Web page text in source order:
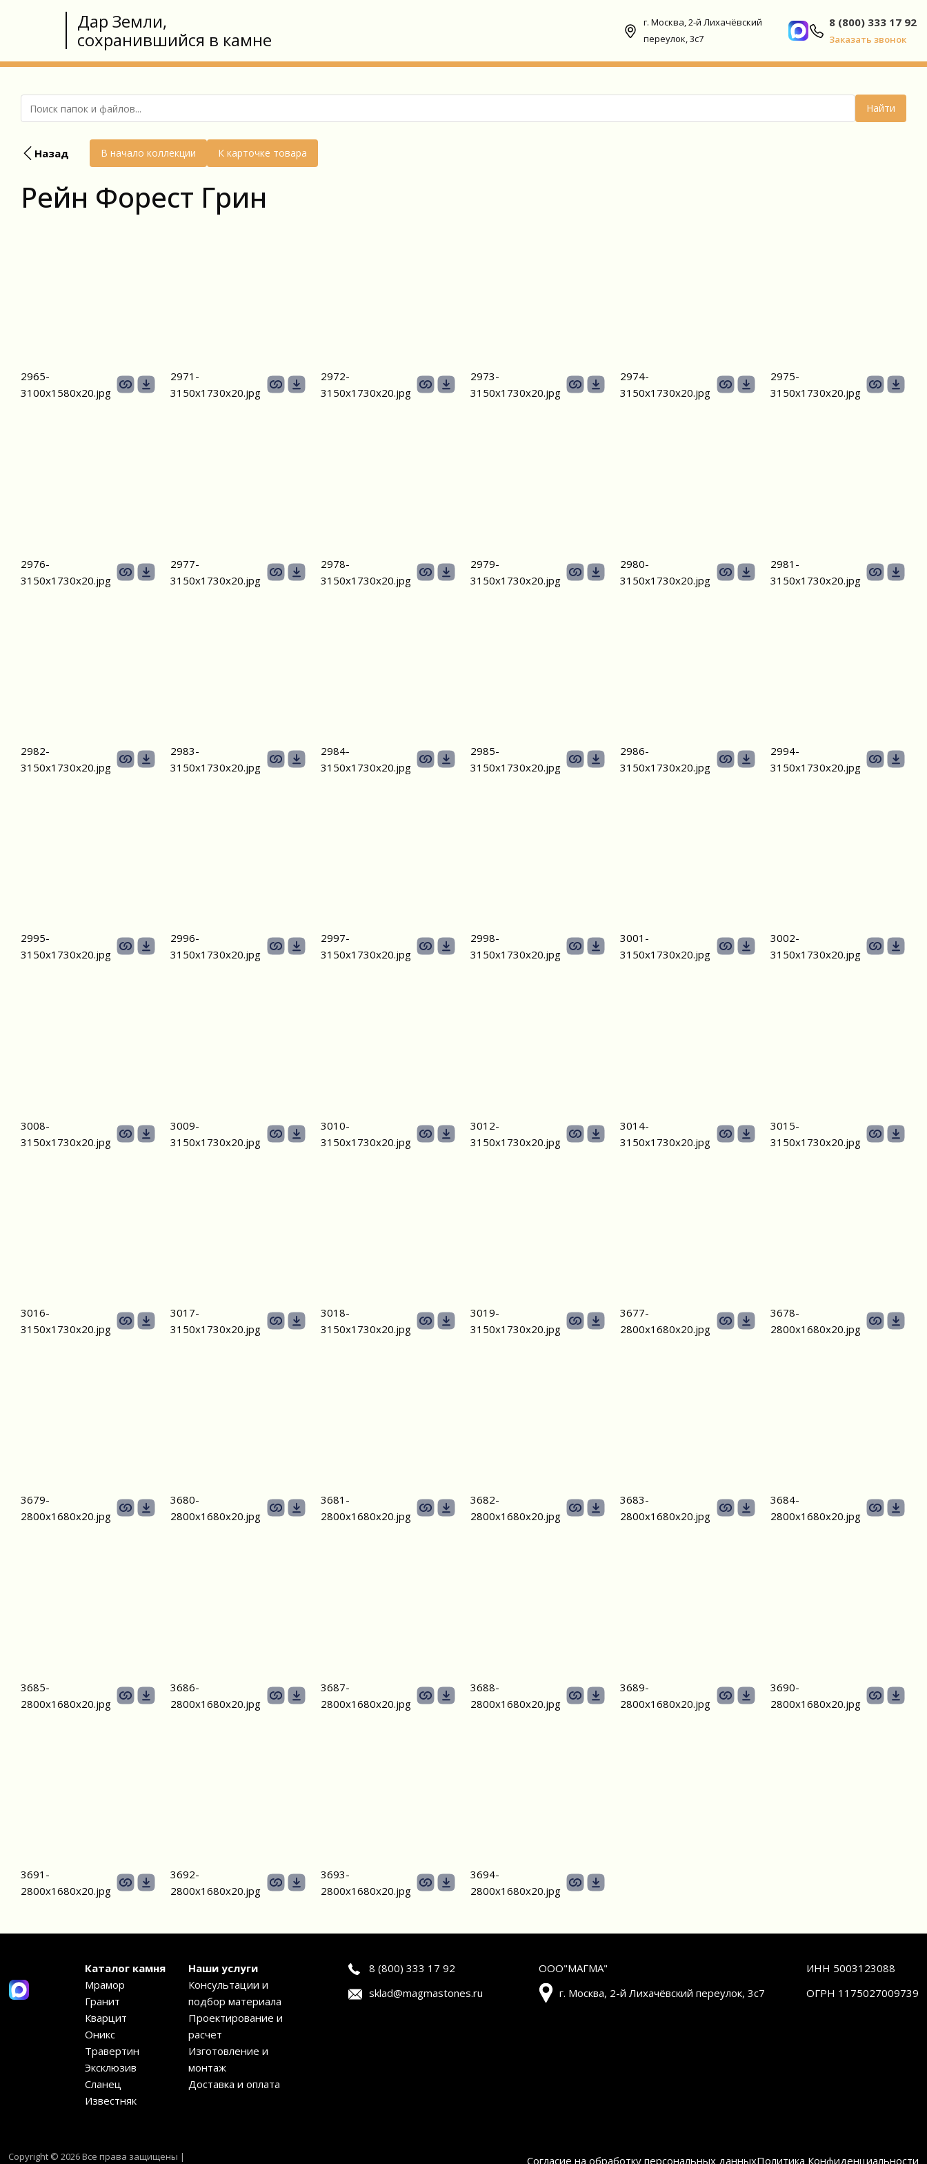
Дар Земли,
сохранившийся в камне
г. Москва, 2-й Лихачёвский
переулок, 3с7
8 (800) 333 17 92
Заказать звонок
Найти
Назад В начало коллекции К карточке товара
Рейн Форест Грин
2965-
3100х1580х20.jpg
2971-
3150х1730х20.jpg
2972-
3150х1730х20.jpg
2973-
3150х1730х20.jpg
2974-
3150х1730х20.jpg
2975-
3150х1730х20.jpg
2976-
3150х1730х20.jpg
2977-
3150х1730х20.jpg
2978-
3150х1730х20.jpg
2979-
3150х1730х20.jpg
2980-
3150х1730х20.jpg
2981-
3150х1730х20.jpg
2982-
3150х1730х20.jpg
2983-
3150х1730х20.jpg
2984-
3150х1730х20.jpg
2985-
3150х1730х20.jpg
2986-
3150х1730х20.jpg
2994-
3150х1730х20.jpg
2995-
3150х1730х20.jpg
2996-
3150х1730х20.jpg
2997-
3150х1730х20.jpg
2998-
3150х1730х20.jpg
3001-
3150х1730х20.jpg
3002-
3150х1730х20.jpg
3008-
3150х1730х20.jpg
3009-
3150х1730х20.jpg
3010-
3150х1730х20.jpg
3012-
3150х1730х20.jpg
3014-
3150х1730х20.jpg
3015-
3150х1730х20.jpg
3016-
3150х1730х20.jpg
3017-
3150х1730х20.jpg
3018-
3150х1730х20.jpg
3019-
3150х1730х20.jpg
3677-
2800х1680х20.jpg
3678-
2800х1680х20.jpg
3679-
2800х1680х20.jpg
3680-
2800х1680х20.jpg
3681-
2800х1680х20.jpg
3682-
2800х1680х20.jpg
3683-
2800х1680х20.jpg
3684-
2800х1680х20.jpg
3685-
2800х1680х20.jpg
3686-
2800х1680х20.jpg
3687-
2800х1680х20.jpg
3688-
2800х1680х20.jpg
3689-
2800х1680х20.jpg
3690-
2800х1680х20.jpg
3691-
2800х1680х20.jpg
3692-
2800х1680х20.jpg
3693-
2800х1680х20.jpg
3694-
2800х1680х20.jpg
Каталог камня
Мрамор
Гранит
Кварцит
Оникс
Травертин
Эксклюзив
Сланец
Известняк
Наши услуги
Консультации и
подбор материала
Проектирование и
расчет
Изготовление и
монтаж
Доставка и оплата
8 (800) 333 17 92
sklad@magmastones.ru
ООО"МАГМА"
ИНН 5003123088
г. Москва, 2-й Лихачёвский переулок, 3с7
ОГРН 1175027009739
Copyright © 2026 Все права защищены |
Согласие на обработку персональных данныхПолитика Конфиденциальности